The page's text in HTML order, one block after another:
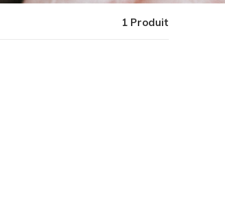
1 Produit